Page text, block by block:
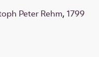
Peter Rehm, 1799